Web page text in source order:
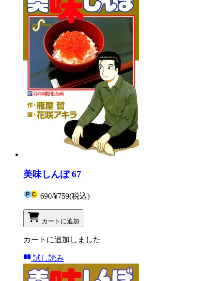
美味しんぼ 67
690/¥759(税込)
カートに追加
カートに追加しました
試し読み